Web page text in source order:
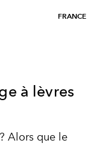
FRANCE
à lèvres
Alors que le